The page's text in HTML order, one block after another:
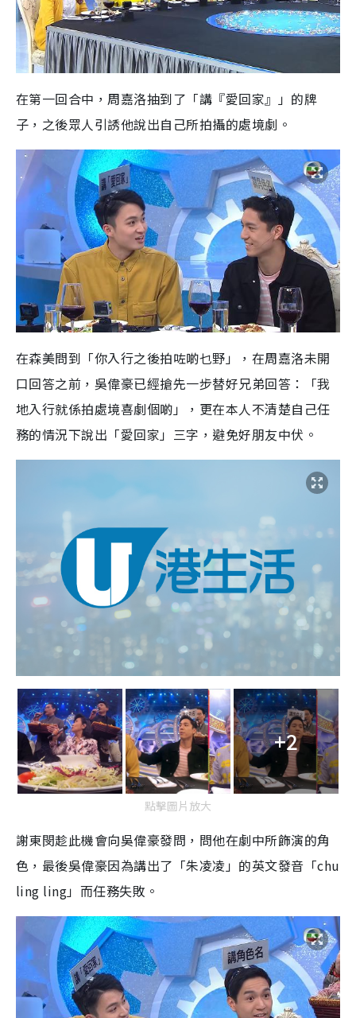
在第一回合中，周嘉洛抽到了「講『愛回家』」的牌
子，之後眾人引誘他說出自己所拍攝的處境劇。
在森美問到「你入行之後拍咗啲乜野」，在周嘉洛未開
口回答之前，吳偉豪已經搶先一步替好兄弟回答：「我
地入行就係拍處境喜劇個啲」，更在本人不清楚自己任
務的情況下說出「愛回家」三字，避免好朋友中伏。
+2
點擊圖片放大
謝東閔趁此機會向吳偉豪發問，問他在劇中所飾演的角
色，最後吳偉豪因為講出了「朱凌凌」的英文發音「chu
ling ling」而任務失敗。